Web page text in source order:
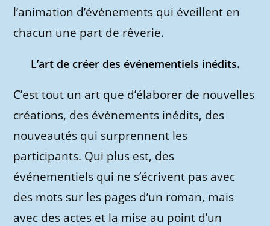
l’animation d’événements qui éveillent en
chacun une part de rêverie.
L’art de créer des événementiels inédits.
C’est tout un art que d’élaborer de nouvelles
créations, des événements inédits, des
nouveautés qui surprennent les
participants. Qui plus est, des
événementiels qui ne s’écrivent pas avec
des mots sur les pages d’un roman, mais
avec des actes et la mise au point d’un